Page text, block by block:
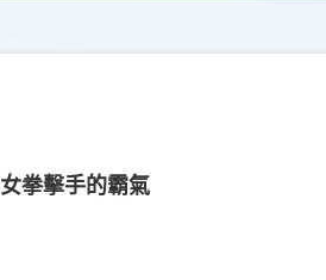
女拳擊手的霸氣